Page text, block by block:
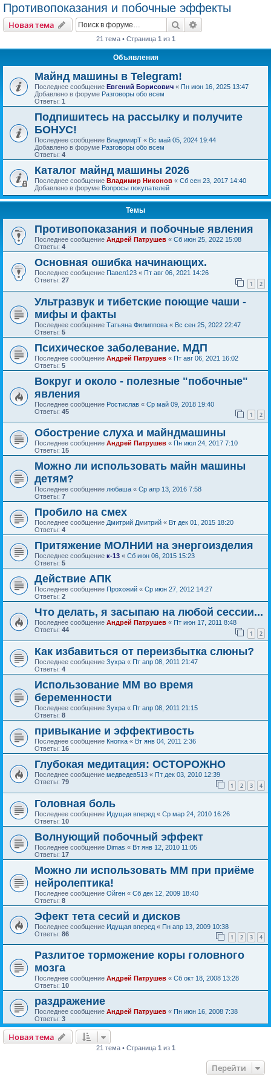
Противопоказания и побочные эффекты
Новая тема Поиск
21 тема • Страница 1 из 1
Объявления
Майнд машины в Telegram!
Последнее сообщение Евгений Борисович « Пн июн 16, 2025 13:47
Добавлено в форуме Разговоры обо всем
Ответы: 1
Подпишитесь на рассылку и получите
БОНУС!
Последнее сообщение ВладимирТ « Вс май 05, 2024 19:44
Добавлено в форуме Разговоры обо всем
Ответы: 4
Каталог майнд машины 2026
Последнее сообщение Владимир Никонов « Сб сен 23, 2017 14:40
Добавлено в форуме Вопросы покупателей
Темы
Противопоказания и побочные явления
Последнее сообщение Андрей Патрушев « Сб июн 25, 2022 15:08
Ответы: 4
Основная ошибка начинающих.
Последнее сообщение Павел123 « Пт авг 06, 2021 14:26
Ответы: 27 1 2
Ультразвук и тибетские поющие чаши -
мифы и факты
Последнее сообщение Татьяна Филиппова « Вс сен 25, 2022 22:47
Ответы: 5
Психическое заболевание. МДП
Последнее сообщение Андрей Патрушев « Пт авг 06, 2021 16:02
Ответы: 5
Вокруг и около - полезные "побочные"
явления
Последнее сообщение Ростислав « Ср май 09, 2018 19:40
Ответы: 45 1 2
Обострение слуха и майндмашины
Последнее сообщение Андрей Патрушев « Пн июл 24, 2017 7:10
Ответы: 15
Можно ли использовать майн машины
детям?
Последнее сообщение любаша « Ср апр 13, 2016 7:58
Ответы: 7
Пробило на смех
Последнее сообщение Дмитрий Дмитрий « Вт дек 01, 2015 18:20
Ответы: 4
Притяжение МОЛНИИ на энергоизделия
Последнее сообщение к-13 « Сб июн 06, 2015 15:23
Ответы: 5
Действие АПК
Последнее сообщение Прохожий « Ср июн 27, 2012 14:27
Ответы: 2
Что делать, я засыпаю на любой сессии...
Последнее сообщение Андрей Патрушев « Пт июн 17, 2011 8:48
Ответы: 44 1 2
Как избавиться от переизбытка слюны?
Последнее сообщение Зухра « Пт апр 08, 2011 21:47
Ответы: 4
Использование ММ во время
беременности
Последнее сообщение Зухра « Пт апр 08, 2011 21:15
Ответы: 8
привыкание и эффективость
Последнее сообщение Кнопка « Вт янв 04, 2011 2:36
Ответы: 16
Глубокая медитация: ОСТОРОЖНО
Последнее сообщение медведев513 « Пт дек 03, 2010 12:39
Ответы: 79 1 2 3 4
Головная боль
Последнее сообщение Идущая вперед « Ср мар 24, 2010 16:26
Ответы: 10
Волнующий побочный эффект
Последнее сообщение Dimas « Вт янв 12, 2010 11:05
Ответы: 17
Можно ли использовать ММ при приёме
нейролептика!
Последнее сообщение Ойген « Сб дек 12, 2009 18:40
Ответы: 8
Эфект тета сесий и дисков
Последнее сообщение Идущая вперед « Пн апр 13, 2009 10:38
Ответы: 86 1 2 3 4
Разлитое торможение коры головного
мозга
Последнее сообщение Андрей Патрушев « Сб окт 18, 2008 13:28
Ответы: 10
раздражение
Последнее сообщение Андрей Патрушев « Пн июн 16, 2008 7:38
Ответы: 3
Новая тема
21 тема • Страница 1 из 1
Перейти